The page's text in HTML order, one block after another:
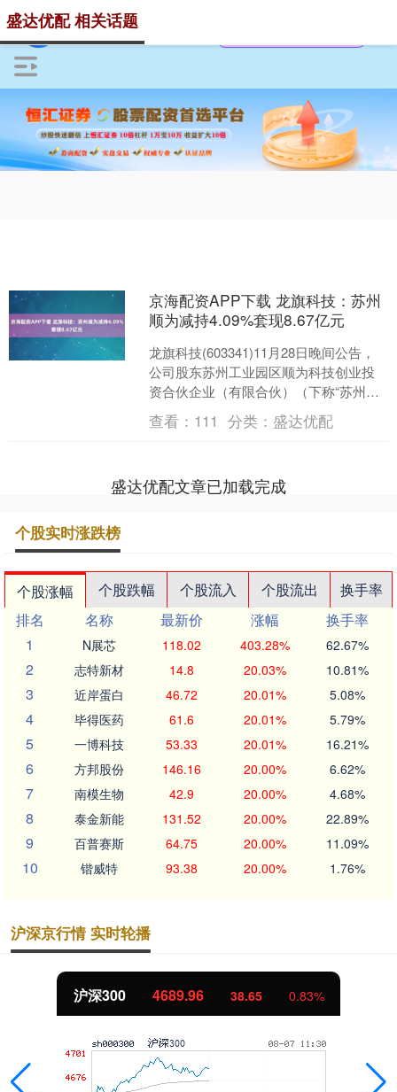
盛达优配 相关话题
京海配资APP下载 龙旗科技：苏州
顺为减持4.09%套现8.67亿元
龙旗科技(603341)11月28日晚间公告，
公司股东苏州工业园区顺为科技创业投
资合伙企业（有限合伙）（下称“苏州顺
为”）已完成此前披露的股份减持计划，
全额退出....
查看： 111 分类： 盛达优配
盛达优配文章已加载完成
个股实时涨跌榜
个股涨幅 个股跌幅 个股流入 个股流出
换手率
排名
名称 最新价 涨幅
换手率
1
N展芯 118.02 403.28% 62.67%
2 志特新材 14.8 20.03% 10.81%
3 近岸蛋白 46.72 20.01% 5.08%
4 毕得医药 61.6 20.01% 5.79%
5 一博科技 53.33 20.01% 16.21%
6 方邦股份 146.16 20.00% 6.62%
7 南模生物 42.9 20.00% 4.68%
8 泰金新能 131.52 20.00% 22.89%
9 百普赛斯 64.75 20.00% 11.09%
10 锴威特 93.38 20.00% 1.76%
沪深京行情 实时轮播
北证50 1129.72 6.84 0.61%